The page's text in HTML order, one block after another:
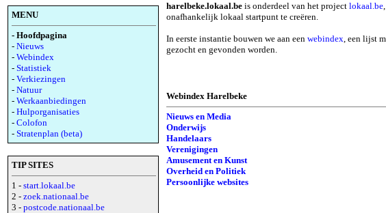
MENU
- Hoofdpagina
- Nieuws
- Webindex
- Statistiek
- Verkiezingen
- Natuur
- Werkaanbiedingen
- Hulporganisaties
- Colofon
- Stratenplan (beta)
TIP SITES
1 - start.lokaal.be
2 - zoek.nationaal.be
3 - postcode.nationaal.be
harelbeke.lokaal.be is onderdeel van het project lokaal.be
onafhankelijk lokaal startpunt te creëren.
In eerste instantie bouwen we aan een webindex, een lijst
gezocht en gevonden worden.
Webindex Harelbeke
Nieuws en Media
Onderwijs
Handelaars
Verenigingen
Amusement en Kunst
Overheid en Politiek
Persoonlijke websites